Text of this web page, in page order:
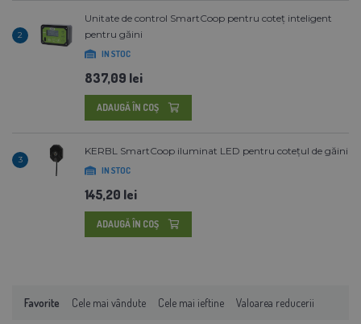
2
Unitate de control SmartCoop pentru coteț inteligent
pentru găini
IN STOC
837,09 lei
ADAUGĂ ÎN COŞ
3
KERBL SmartCoop iluminat LED pentru cotețul de găini
IN STOC
145,20 lei
ADAUGĂ ÎN COŞ
Favorite Cele mai vândute Cele mai ieftine Valoarea reducerii